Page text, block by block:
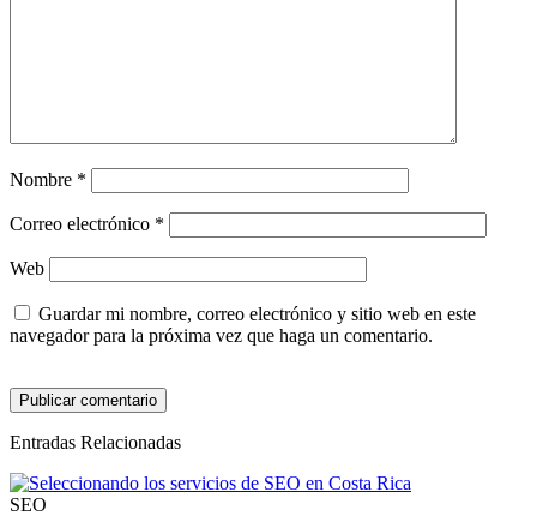
Nombre *
Correo electrónico *
Web
Guardar mi nombre, correo electrónico y sitio web en este
navegador para la próxima vez que haga un comentario.
Entradas Relacionadas
SEO